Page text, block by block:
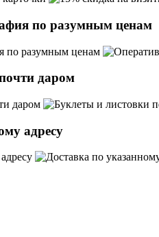
по разумным ценам
даром
адресу